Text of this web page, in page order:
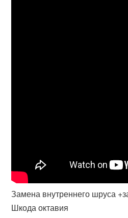
Замена внутреннего шруса
Шкода октавия